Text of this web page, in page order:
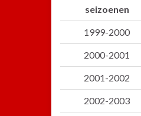
seizoenen
1999-2000
2000-2001
2001-2002
2002-2003